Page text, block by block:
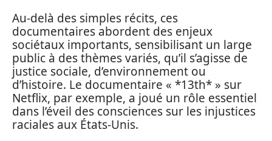
Au-delà des simples récits, ces
documentaires abordent des enjeux
sociétaux importants, sensibilisant un large
public à des thèmes variés, qu’il s’agisse de
justice sociale, d’environnement ou
d’histoire. Le documentaire « *13th* » sur
Netflix, par exemple, a joué un rôle essentiel
dans l’éveil des consciences sur les injustices
raciales aux États-Unis.